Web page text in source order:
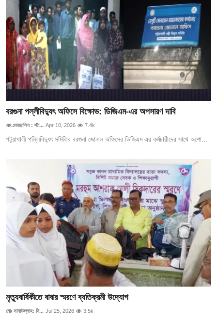
বরগুনা পল্লীবিদ্যুৎ অফিসে বিক্ষোভ: ডিজিএম-এর অপসারণ দাবি
এম.মোরছালিন : স্টা... Apr 10, 2026 7.4k
পটুয়াখালী পল্লিবিদ্যুৎ সমিতির বরগুনা জোনাল অফিসের ডিজিএম এর কর্মচারীদের সাথে অশো...
মৃত্যুবার্ষিকীতে বাবার স্মরণে ব্যতিক্রমী উদ্যোগ
মোঃ সানাউল্লাহ: নি... Jul 25, 2026 3.5k